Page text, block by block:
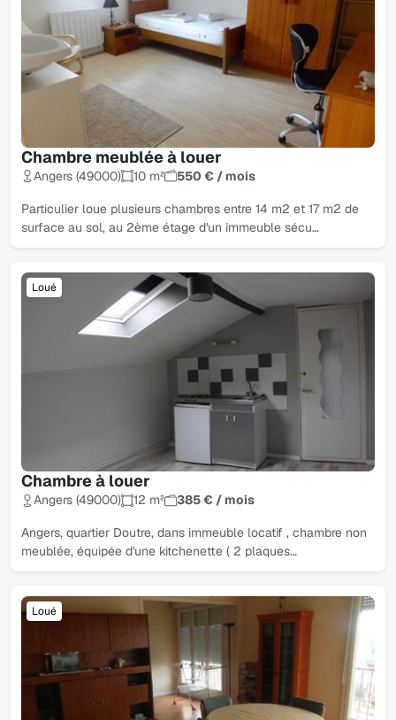
Chambre meublée à louer
Angers (49000) 10 m² 550 € / mois
Particulier loue plusieurs chambres entre 14 m2 et 17 m2 de
surface au sol, au 2ème étage d'un immeuble sécu…
Chambre à louer
Loué
Angers (49000) 12 m² 385 € / mois
Angers, quartier Doutre, dans immeuble locatif , chambre non
meublée, équipée d'une kitchenette ( 2 plaques…
Loué